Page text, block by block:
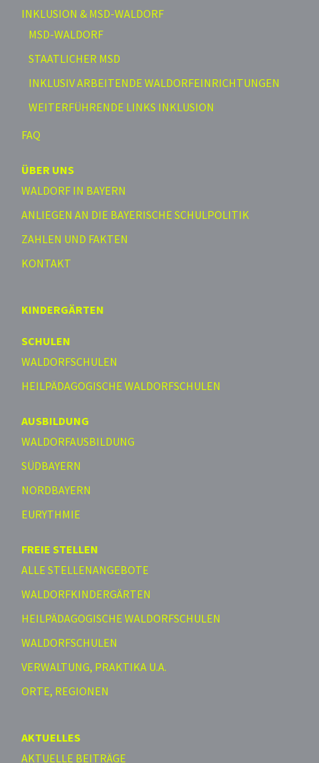
INKLUSION & MSD-WALDORF
MSD-WALDORF
STAATLICHER MSD
INKLUSIV ARBEITENDE WALDORFEINRICHTUNGEN
WEITERFÜHRENDE LINKS INKLUSION
FAQ
ÜBER UNS
WALDORF IN BAYERN
ANLIEGEN AN DIE BAYERISCHE SCHULPOLITIK
ZAHLEN UND FAKTEN
KONTAKT
KINDERGÄRTEN
SCHULEN
WALDORFSCHULEN
HEILPÄDAGOGISCHE WALDORFSCHULEN
AUSBILDUNG
WALDORFAUSBILDUNG
SÜDBAYERN
NORDBAYERN
EURYTHMIE
FREIE STELLEN
ALLE STELLENANGEBOTE
WALDORFKINDERGÄRTEN
HEILPÄDAGOGISCHE WALDORFSCHULEN
WALDORFSCHULEN
VERWALTUNG, PRAKTIKA U.A.
ORTE, REGIONEN
AKTUELLES
AKTUELLE BEITRÄGE